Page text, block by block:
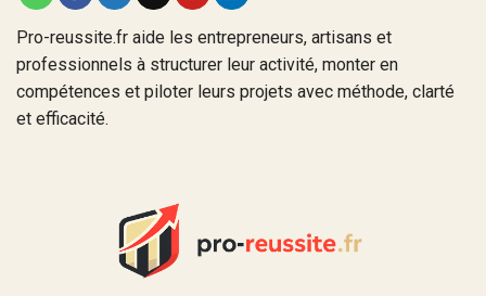
Pro-reussite.fr aide les entrepreneurs, artisans et
professionnels à structurer leur activité, monter en
compétences et piloter leurs projets avec méthode, clarté
et efficacité.